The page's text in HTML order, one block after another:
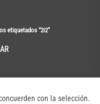
etiquetados “2i2”
con la selección.